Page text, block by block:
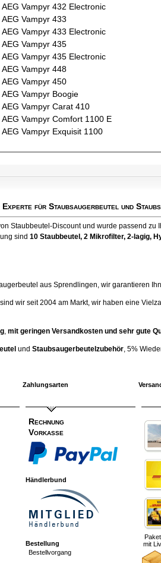
AEG Vampyr 432 Electronic
AEG Vampyr 433
AEG Vampyr 433 Electronic
AEG Vampyr 435
AEG Vampyr 435 Electronic
AEG Vampyr 448
AEG Vampyr 450
AEG Vampyr Boogie
AEG Vampyr Carat 410
AEG Vampyr Comfort 1100 E
AEG Vampyr Exquisit 1100
für Staubsaugerbeutel und
Staubbeutel-Discount und wurde passend zu
sind 10 Staubbeutel , 2 Mikrofilter, 2-lagig,
aus Sprendlingen, wir garantieren
wir seit 2004 am Markt, wir haben eine
, mit geringen Versandkosten und sehr gute
und Staubsaugerbeutelzubehör, 5%
Zahlungsarten
Rechnung
Vorkasse
Händlerbund
Bestellung
Bestellvorgang
mit